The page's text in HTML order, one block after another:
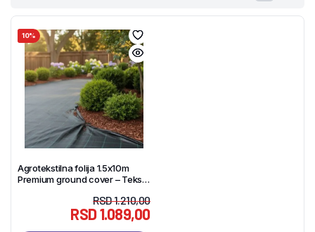
10%
Agrotekstilna folija 1.5x10m
Premium ground cover – Tekstil
RSD1.210,00
RSD1.089,00